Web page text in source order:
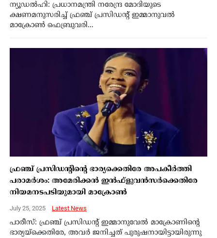
ന്യൂഡൽഹി: പ്രധാനമന്ത്രി നരേന്ദ്ര മോദിയുടെ
ക്ഷണമനുസരിച്ച് ഫ്രഞ്ച് പ്രസിഡന്റ് ഇമ്മാനുവൽ
മാക്രോൺ ഫെബ്രുവരി...
ഫ്രഞ്ച് പ്രസിഡന്റിന്റെ ഭാര്യക്കെതിരേ അപകീര്‍ത്തി
പരാമര്‍ശം: അമേരിക്കന്‍ ഇന്‍ഫ്‌ളുവന്‍സര്‍ക്കെതിരേ
നിയമനടപടിയുമായി മാക്രോണ്‍
July 25, 2025 Latest News
പാരീസ്: ഫ്രഞ്ച് പ്രസിഡന്റ് ഇമ്മാനുവേല്‍ മാക്രോണിന്റെ
ഭാര്യയ്‌ക്കെതിരേ, അവര്‍ ജനിച്ചത് പുരുഷനായിട്ടായിരുന്നു